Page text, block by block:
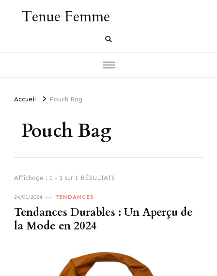
Tenue Femme
Accueil Pouch Bag
Pouch Bag
Affichage : 1 - 1 sur 1 RÉSULTATS
24/01/2024 TENDANCES
Tendances Durables : Un Aperçu de
la Mode en 2024